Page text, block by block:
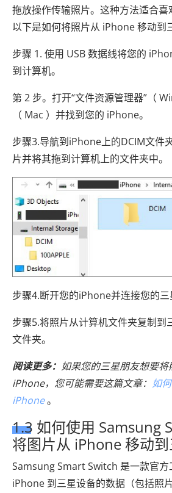
拖放操作传输照片。这种方法适合喜
以下是如何将照片从 iPhone 移动到
步骤 1. 使用 USB 数据线将您的
到计算机。
第 2 步。打开“文件资源管理器”（
（ Mac ）并找到您的 iPhone。
步骤3.导航到iPhone上的DCIM文件
片并将其拖到计算机上的文件夹中。
步骤4.断开您的iPhone并连接您的三
步骤5.将照片从计算机文件夹复制到
文件夹。
阅读更多： 如果您的三星朋友想要
iPhone，您可能需要这篇文章： 如
iPhone。
1.3 如何使用 Samsung
将图片从 iPhone 移动到
Samsung Smart Switch 是一款官方
iPhone 到三星设备的数据（包括照